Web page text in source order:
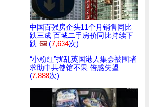
中国百强房企头11个月销售同比
跌三成 百城二手房价同比持续下
跌 🖼️ (7,634次)
“小粉红”扰乱英国港人集会被围堵
求助中共使馆不果 倍感失望
(7,888次)